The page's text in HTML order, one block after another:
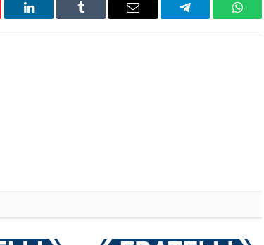
LinkedIn Tumblr Email Telegram